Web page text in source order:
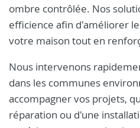
ombre contrôlée. Nos
efficience afin d'améliorer
votre maison tout en
Nous intervenons
dans les communes
accompagner vos projets,
réparation ou d'une